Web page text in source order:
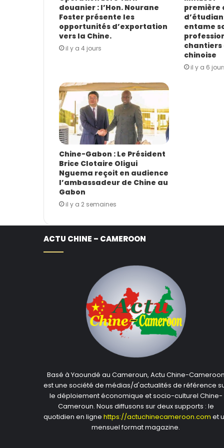
m
a
i
l
douanier : l’Hon. Nourane
Foster présente les
opportunités d’exportation
vers la Chine.
il y a 4 jours
première
entame
chantiers
chinoise
il y a 6
Chine-Gabon : Le Président
Brice Clotaire Oligui
Nguema reçoit en audience
l’ambassadeur de Chine au
Gabon
il y a 2 semaines
ACTU CHINE – CAMEROON
Basé à Yaoundé au Cameroun, Actu Chine-Cameroon
est une société de médias/d'actualités de référence
le déploiement économique et socio-culturel Chine-
Cameroun. Nous diffusons sur deux supports : le
quotidien en ligne https://actuchinecameroon.com et
mensuel format magazine.